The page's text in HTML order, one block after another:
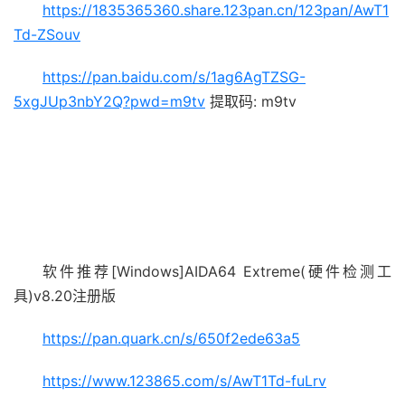
https://1835365360.share.123pan.cn/123pan/AwT1
Td-ZSouv
https://pan.baidu.com/s/1ag6AgTZSG-
5xgJUp3nbY2Q?pwd=m9tv 提取码: m9tv
软件推荐[Windows]AIDA64 Extreme(硬件检测工
具)v8.20注册版
https://pan.quark.cn/s/650f2ede63a5
https://www.123865.com/s/AwT1Td-fuLrv